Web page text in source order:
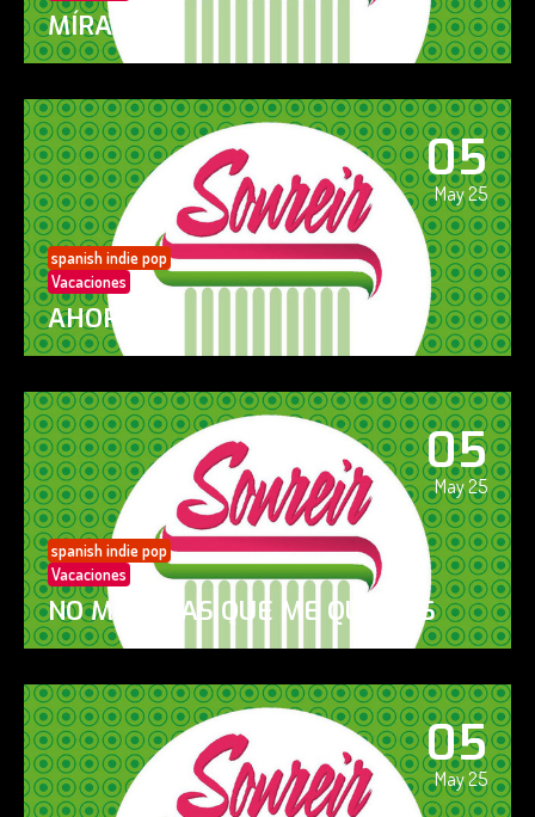
MÍRAME
05
May 25
spanish indie pop
Vacaciones
AHORA SÍ!
05
May 25
spanish indie pop
Vacaciones
NO ME DIGAS QUE ME QUIERES
05
May 25